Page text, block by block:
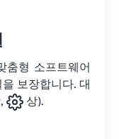
춤형 소프트웨어
보장합니다. 대
상).